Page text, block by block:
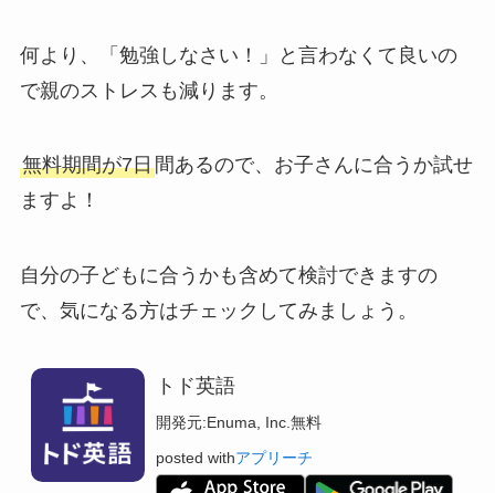
何より、「勉強しなさい！」と言わなくて良いの
で親のストレスも減ります。
無料期間が7日間あるので、お子さんに合うか試せ
ますよ！
自分の子どもに合うかも含めて検討できますの
で、気になる方はチェックしてみましょう。
トド英語
開発元:Enuma, Inc. 無料
posted withアプリーチ